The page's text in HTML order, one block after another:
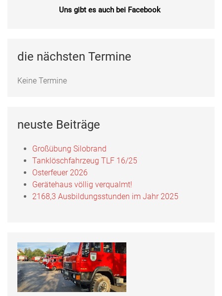
Uns gibt es auch bei Facebook
Feuerwehr Uftrungen bei Facebook
die nächsten Termine
Keine Termine
neuste Beiträge
Großübung Silobrand
Tanklöschfahrzeug TLF 16/25
Osterfeuer 2026
Gerätehaus völlig verqualmt!
2168,3 Ausbildungsstunden im Jahr 2025